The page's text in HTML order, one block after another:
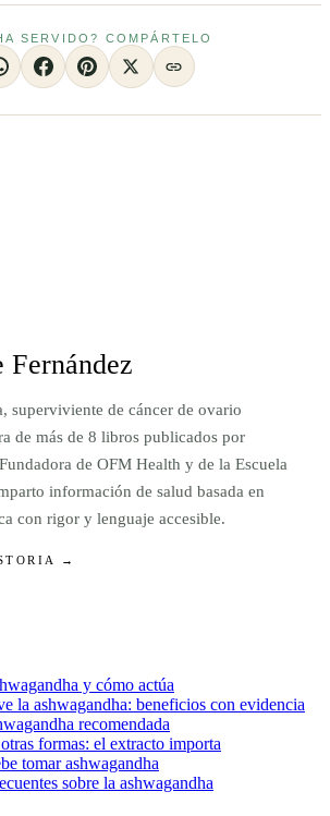
SERVIDO? COMPÁRTELO
superviviente de cáncer de ovario
de más de 8 libros publicados por
de OFM Health y de la Escuela
información de salud basada en
con rigor y lenguaje accesible.
→
y cómo actúa
la ashwagandha: beneficios con evidencia
recomendada
formas: el extracto importa
tomar ashwagandha
sobre la ashwagandha